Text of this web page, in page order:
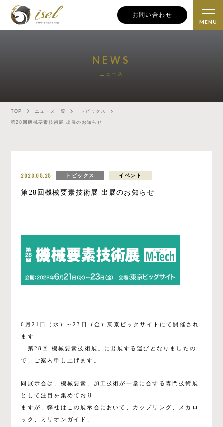
お問い合わせ
NEWS
ニュース
TOP ニュース一覧 トピックス
第28回機械要素技術展 出展のお知らせ
2023.05.25 トピックス イベント
第28回機械要素技術展 出展のお知らせ
6月21日（水）～23日（金）東京ビックサイトにて開催され
ます
「第28回 機械要素技術展」に出展する運びとなりましたの
で、ご案内申し上げます。
同展示会は、機械要素、加工技術が一堂に会する専門技術展
として注目を集めており
ますが、弊社はこの展示会において、カップリング、メカロ
ック、ミリオンガイド、